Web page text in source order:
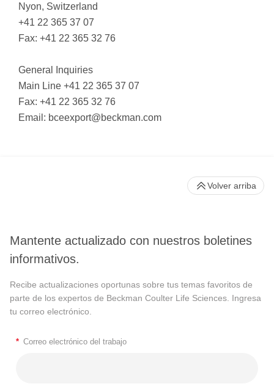
Nyon, Switzerland
+41 22 365 37 07
Fax: +41 22 365 32 76
General Inquiries
Main Line +41 22 365 37 07
Fax: +41 22 365 32 76
Email: bceexport@beckman.com
Mantente actualizado con nuestros boletines
informativos.
Recibe actualizaciones oportunas sobre tus temas favoritos de
parte de los expertos de Beckman Coulter Life Sciences. Ingresa
tu correo electrónico.
* Correo electrónico del trabajo
Volver arriba